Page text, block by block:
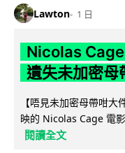
Lawton 1 日
Nicolas
遺失未加密母
【唔見未加密母帶咁
映的 Nicolas Cage 電
閱讀全文